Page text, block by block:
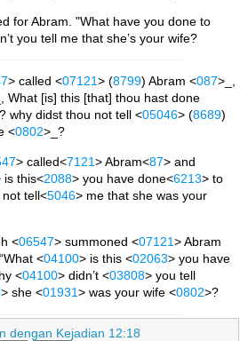
for Abram. "What have you done to
you tell me that she’s your wife?
> called <07121> (8799) Abram <087>_,
What [is] this [that] thou hast done
why didst thou not tell <05046> (8689)
<0802>_?
> called<7121> Abram<87> and
is this<2088> you have done<6213> to
tell<5046> me that she was your
<06547> summoned <07121> Abram
<04100> is this <02063> you have
<04100> didn’t <03808> you tell
> she <01931> was your wife <0802>?
dengan Kejadian 12:18